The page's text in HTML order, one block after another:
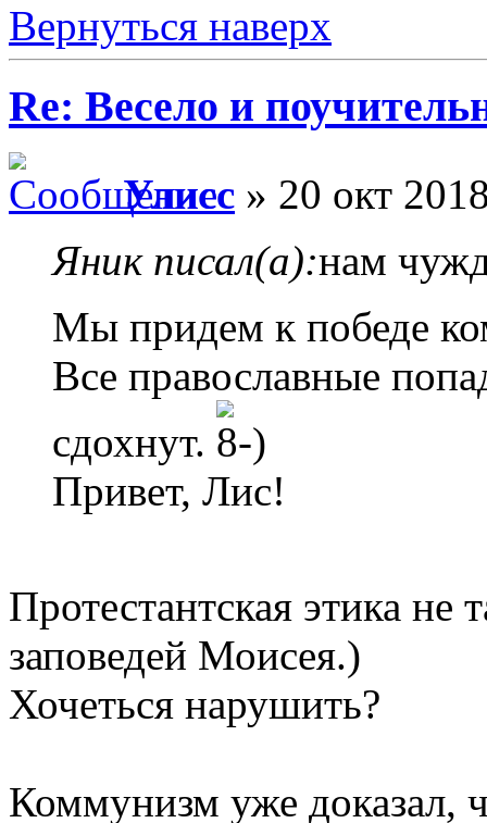
Вернуться наверх
Re: Весело и
Улисс » 20 окт
Яник писал(а):нам
Мы придем к победе
Все православные
сдохнут.
Привет, Лис!
Протестантская этика не
заповедей Моисея.)
Хочеться нарушить?
Коммунизм уже доказал,